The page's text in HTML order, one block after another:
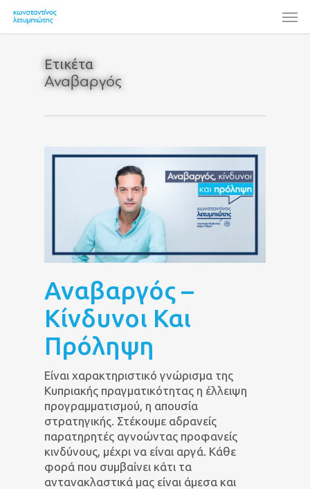
main
Ετικέτα
Αναβαργός
Αναβαργός –
Κίνδυνοι Και
Πρόληψη
Είναι χαρακτηριστικό γνώρισμα της
Κυπριακής πραγματικότητας η έλλειψη
προγραμματισμού, η απουσία
στρατηγικής. Στέκουμε αδρανείς
παρατηρητές αγνοώντας προφανείς
κινδύνους, μέχρι να είναι αργά. Κάθε
φορά που συμβαίνει κάτι τα
αντανακλαστικά μας είναι άμεσα και